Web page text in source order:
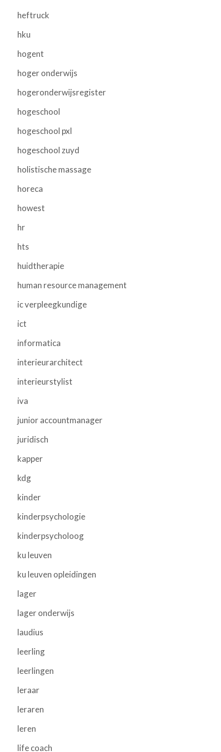
heftruck
hku
hogent
hoger onderwijs
hogeronderwijsregister
hogeschool
hogeschool pxl
hogeschool zuyd
holistische massage
horeca
howest
hr
hts
huidtherapie
human resource management
ic verpleegkundige
ict
informatica
interieurarchitect
interieurstylist
iva
junior accountmanager
juridisch
kapper
kdg
kinder
kinderpsychologie
kinderpsycholoog
ku leuven
ku leuven opleidingen
lager
lager onderwijs
laudius
leerling
leerlingen
leraar
leraren
leren
life coach